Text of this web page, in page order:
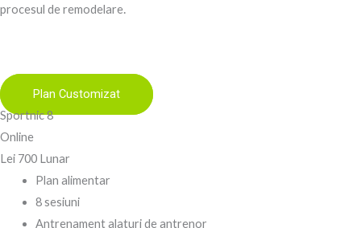
procesul de remodelare.
Plan Customizat
Sportnic 8
Online
Lei 700 Lunar
Plan alimentar
8 sesiuni
Antrenament alaturi de antrenor